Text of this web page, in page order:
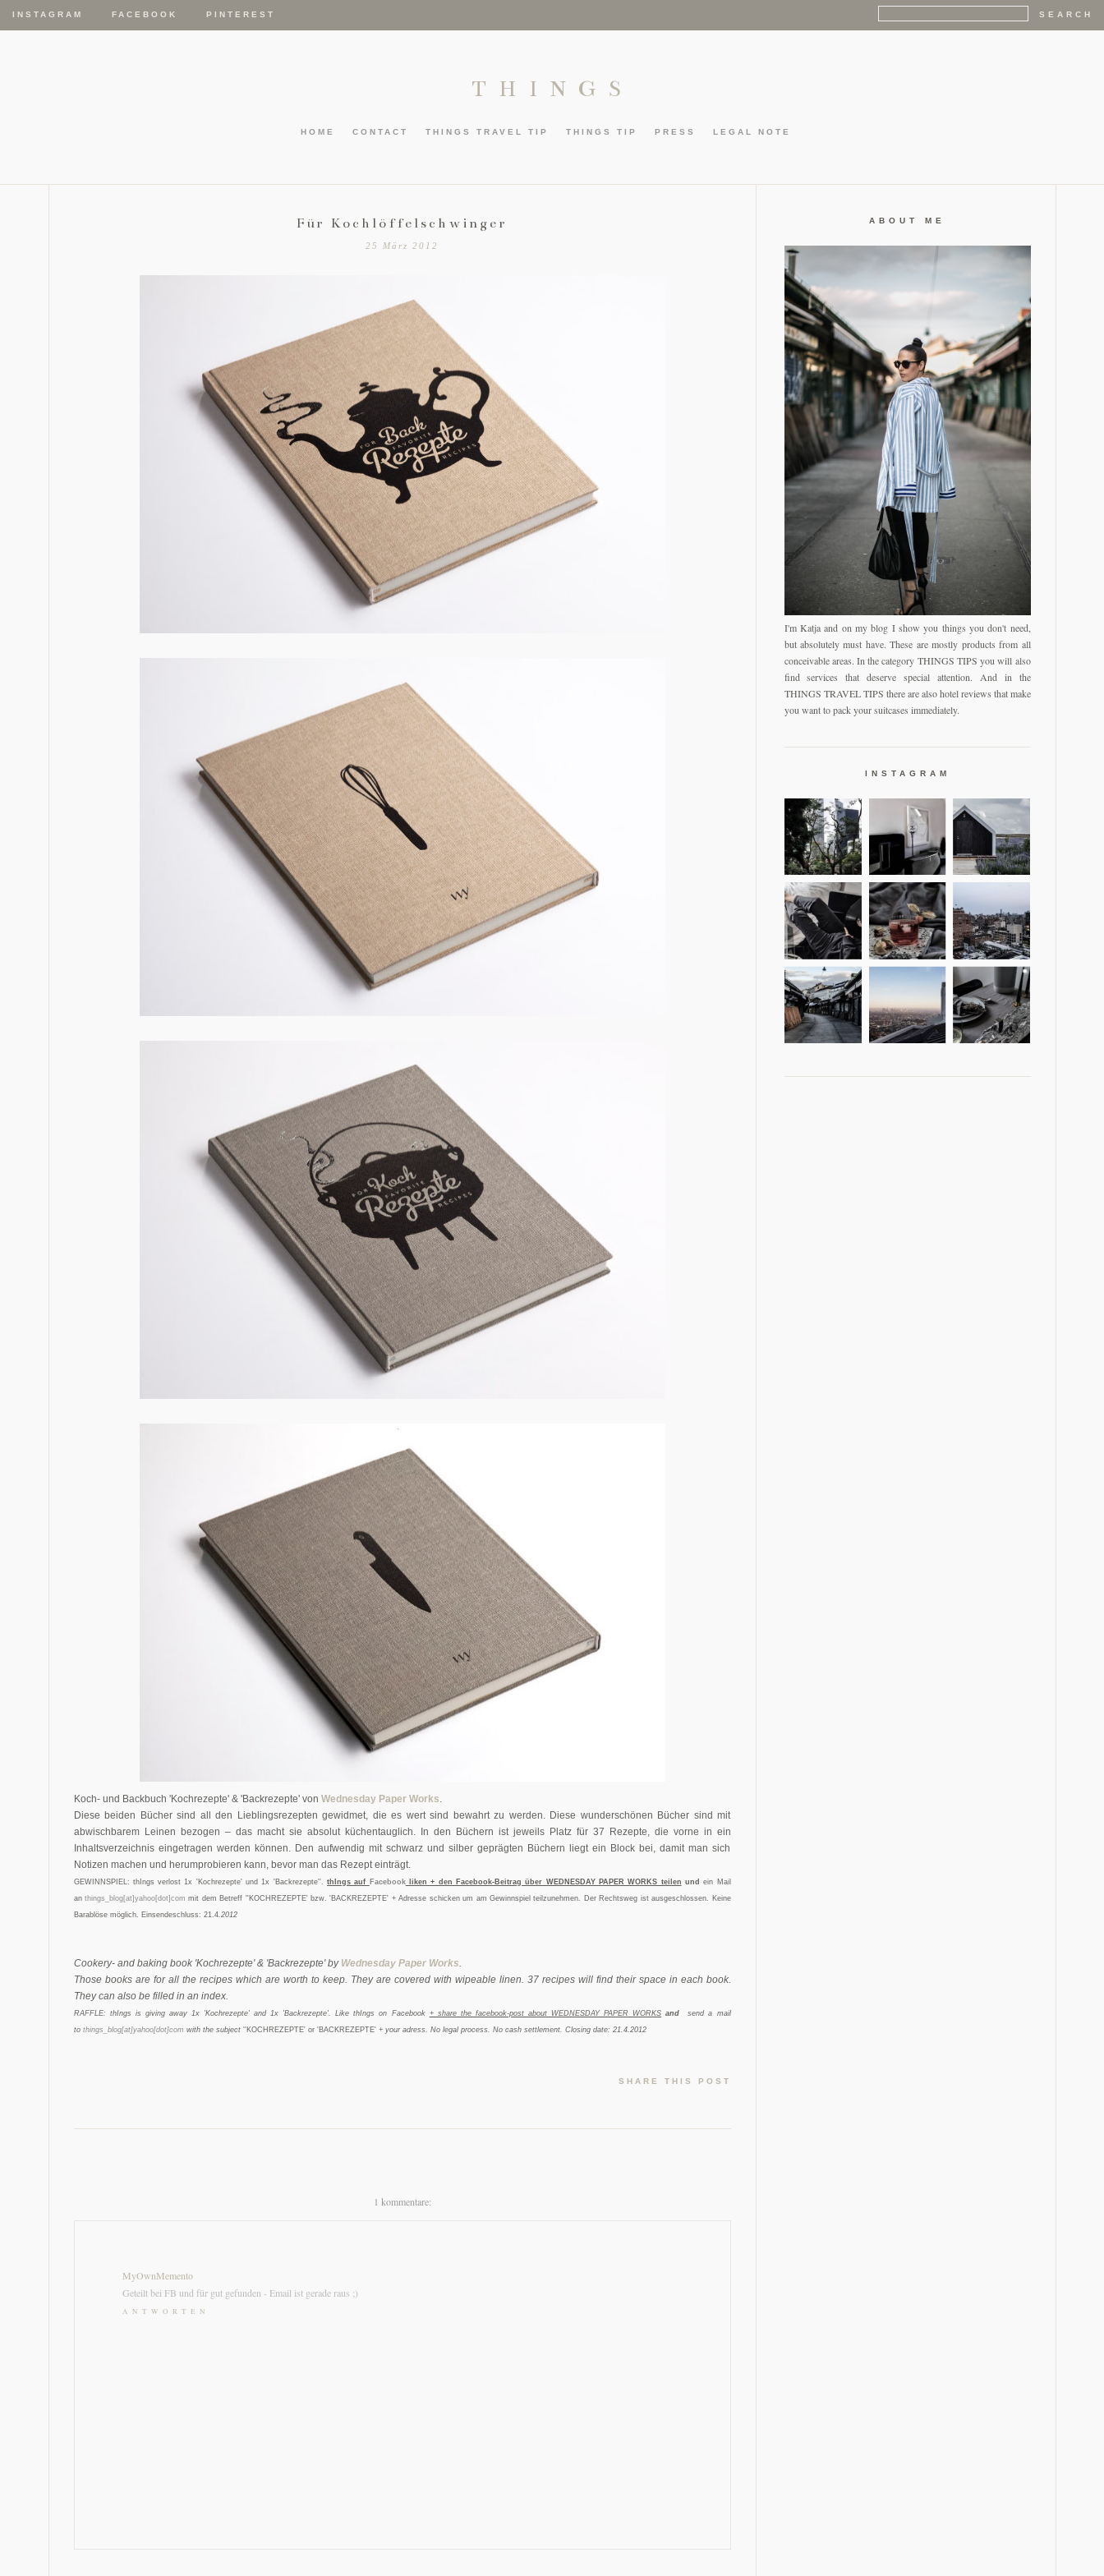
INSTAGRAM FACEBOOK PINTEREST
THINGS
HOME CONTACT THINGS TRAVEL TIP THINGS TIP PRESS LEGAL NOTE
Für Kochlöffelschwinger
25 März 2012
Koch- und Backbuch 'Kochrezepte' & 'Backrezepte' von Wednesday Paper Works
Diese beiden Bücher sind all den Lieblingsrezepten gewidmet, die es wert sind bewahrt zu werden. Diese wunderschönen Bücher sind mit
abwischbarem Leinen bezogen – das macht sie absolut küchentauglich. In den Büchern ist jeweils Platz für 37 Rezepte, die vorne in ein
Inhaltsverzeichnis eingetragen werden können. Den aufwendig mit schwarz und silber geprägten Büchern liegt ein Block bei, damit man sich
Notizen machen und herumprobieren kann, bevor man das Rezept einträgt.
GEWINNSPIEL: thIngs verlost 1x 'Kochrezepte' und 1x 'Backrezepte''.thIngs auf Facebookliken + den Facebook-Beitrag über WEDNESDAY PAPER WORKS teilen und ein Mail
an things_blog[at]yahoo[dot]com mit dem Betreff ''KOCHREZEPTE' bzw. 'BACKREZEPTE' + Adresse schicken um am Gewinnspiel teilzunehmen. Der Rechtsweg ist ausgeschlossen. Keine
Barablöse möglich. Einsendeschluss: 21.4.2012
Cookery- and baking book 'Kochrezepte' & 'Backrezepte' by Wednesday Paper Works
Those books are for all the recipes which are worth to keep. They are covered with wipeable linen. 37 recipes will find their space in each book.
They can also be filled in an index.
RAFFLE: thIngs is giving away 1x 'Kochrezepte' and 1x 'Backrezepte' . Like thIngs on Facebook + share the facebook-post about WEDNESDAY PAPER WORKS and
send a mail
to things_blog[at]yahoo[dot]com with the subject ''KOCHREZEPTE' or 'BACKREZEPTE'+ your adress . No legal process. No cash settlement. Closing date: 21.4.2012
SHARE THIS POST
1 kommentare:
MyOwnMemento
Geteilt bei FB und für gut gefunden - Email ist gerade raus ;)
ANTWORTEN
ABOUT ME
I'm Katja and on my blog I show you things you don't need,
but absolutely must have. These are mostly products from all
conceivable areas. In the category THINGS TIPS you will also
find services that deserve special attention. And in the
THINGS TRAVEL TIPS there are also hotel reviews that make
you want to pack your suitcases immediately.
INSTAGRAM